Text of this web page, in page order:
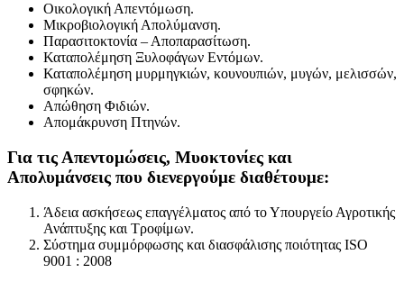
Οικολογική Απεντόμωση.
Μικροβιολογική Απολύμανση.
Παρασιτοκτονία – Αποπαρασίτωση.
Καταπολέμηση Ξυλοφάγων Εντόμων.
Καταπολέμηση μυρμηγκιών, κουνουπιών, μυγών, μελισσών,
σφηκών.
Απώθηση Φιδιών.
Απομάκρυνση Πτηνών.
Για τις Απεντομώσεις, Μυοκτονίες και
Απολυμάνσεις που διενεργούμε διαθέτουμε:
Άδεια ασκήσεως επαγγέλματος από το Υπουργείο Αγροτικής
Ανάπτυξης και Τροφίμων.
Σύστημα συμμόρφωσης και διασφάλισης ποιότητας ISO
9001 : 2008